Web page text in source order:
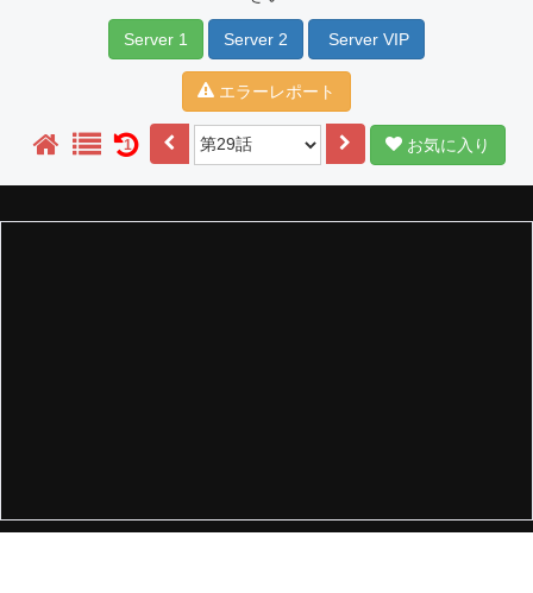
Server 1 Server 2 Server VIP
エラーレポート
1 お気に入り